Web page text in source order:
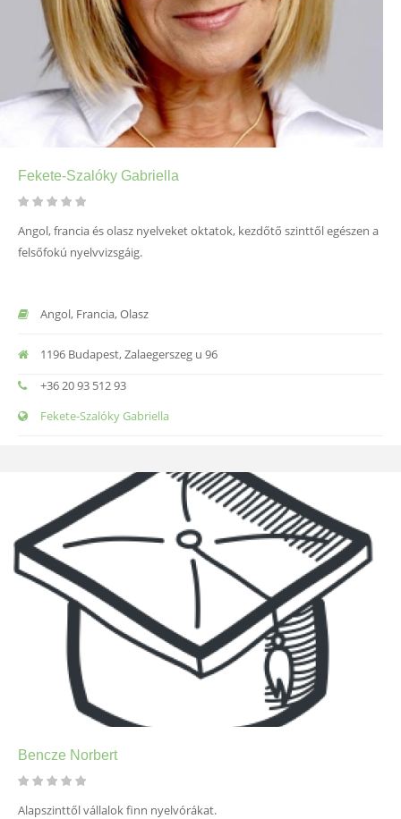
Fekete-Szalóky Gabriella
Angol, francia és olasz nyelveket oktatok, kezdőtő szinttől egészen a
felsőfokú nyelvvizsgáig.
Angol, Francia, Olasz
1196 Budapest, Zalaegerszeg u 96
+36 20 93 512 93
Fekete-Szalóky Gabriella
Bencze Norbert
Alapszinttől vállalok finn nyelvórákat.